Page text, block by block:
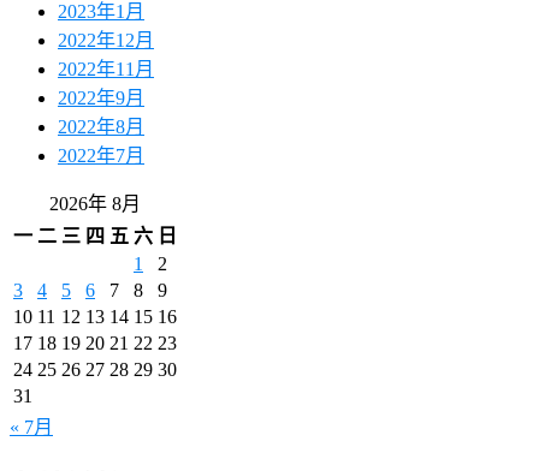
2023年1月
2022年12月
2022年11月
2022年9月
2022年8月
2022年7月
2026年 8月
一 二 三 四 五 六 日
1
2
3
4 5 6 7 8
9
10 11 12 13 14 15 16
17 18 19 20 21 22 23
24 25 26 27 28 29 30
31
« 7月